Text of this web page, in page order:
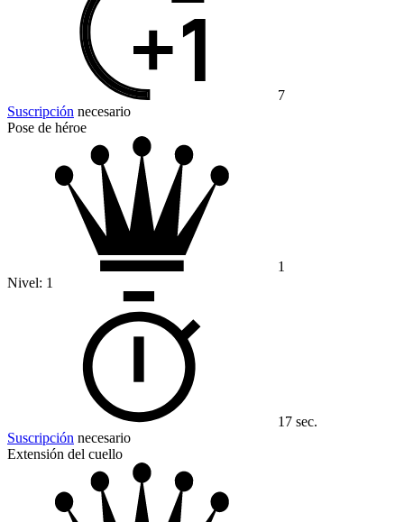
7
Suscripción necesario
Pose de héroe
1
Nivel: 1
17 sec.
Suscripción necesario
Extensión del cuello